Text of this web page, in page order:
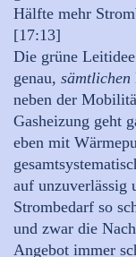
Hälfte mehr
[17:13]
Die grüne
genau, sämtlichen
neben der
Gasheizung geht
eben mit
auf unzuverlässig
Strombedarf so
und zwar die
Angebot immer